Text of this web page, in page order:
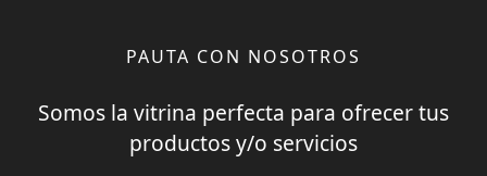
PAUTA CON NOSOTROS
Somos la vitrina perfecta para ofrecer tus
productos y/o servicios